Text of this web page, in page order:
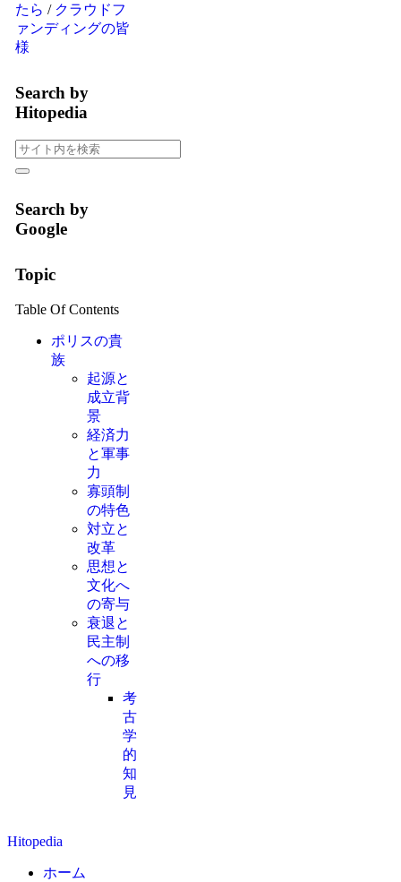
たら / クラウドフ
ァンディングの皆
様
Search by
Hitopedia
Search by
Google
Topic
Table Of Contents
ポリスの貴
族
起源と
成立背
景
経済力
と軍事
力
寡頭制
の特色
対立と
改革
思想と
文化へ
の寄与
衰退と
民主制
への移
行
考
古
学
的
知
見
Hitopedia
ホーム